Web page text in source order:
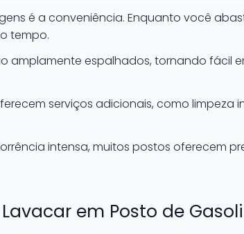
é a conveniência. Enquanto você
tempo.
amplamente espalhados, tornando fácil
serviços adicionais, como limpeza
intensa, muitos postos oferecem
em Posto de